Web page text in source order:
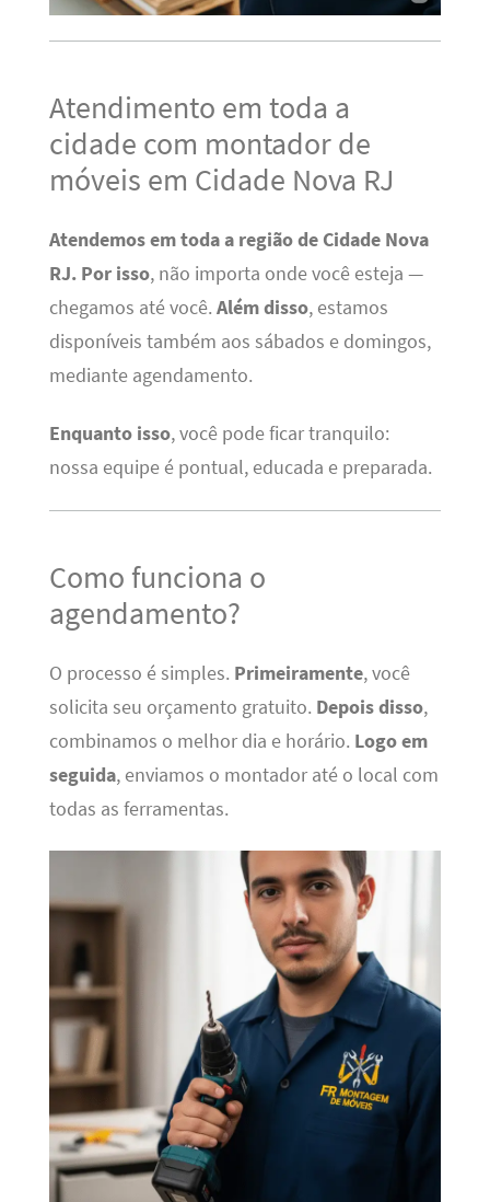
Atendimento em toda a
cidade com montador de
móveis em Cidade Nova RJ
Atendemos em toda a região de Cidade Nova
RJ. Por isso, não importa onde você esteja —
chegamos até você. Além disso, estamos
disponíveis também aos sábados e domingos,
mediante agendamento.
Enquanto isso, você pode ficar tranquilo:
nossa equipe é pontual, educada e preparada.
Como funciona o
agendamento?
O processo é simples. Primeiramente, você
solicita seu orçamento gratuito. Depois disso,
combinamos o melhor dia e horário. Logo em
seguida, enviamos o montador até o local com
todas as ferramentas.